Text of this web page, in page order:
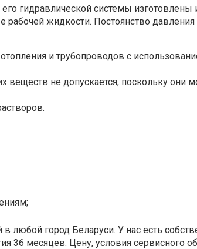
его гидравлической системы
рабочей жидкости. Постоянство
и трубопроводов с
не допускается, поскольку они
любой город Беларуси. У нас есть
36 месяцев. Цену, условия сервисного